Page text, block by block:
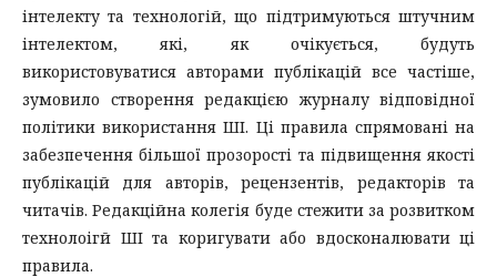
інтелекту та технологій, що підтримуються штучним
інтелектом, які, як очікується, будуть
використовуватися авторами публікацій все частіше,
зумовило створення редакцією журналу відповідної
політики використання ШІ. Ці правила спрямовані на
забезпечення більшої прозорості та підвищення якості
публікацій для авторів, рецензентів, редакторів та
читачів. Редакційна колегія буде стежити за розвитком
технолоігй ШІ та коригувати або вдосконалювати ці
правила.